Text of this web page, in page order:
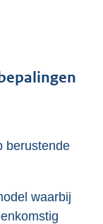
berustende
waarbij